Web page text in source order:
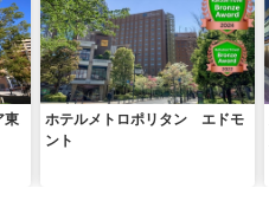
東
ホテルメトロポリタン エドモ
ント